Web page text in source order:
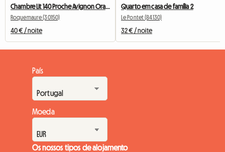
Chambre Lit 140 Proche Avignon Orange A 20 Mn De Marcoule
Roquemaure (30150)
40 € / noite
Quarto em casa de família 2
Le Pontet (84130)
32 € / noite
País
Moeda
Os nossos tipos de alojamento